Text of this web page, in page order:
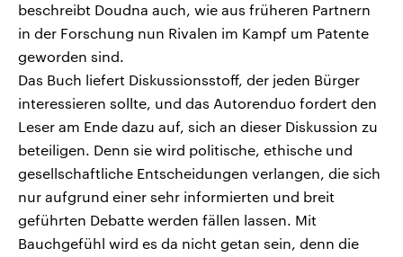
beschreibt Doudna auch, wie aus früheren Partnern
in der Forschung nun Rivalen im Kampf um Patente
geworden sind.
Das Buch liefert Diskussionsstoff, der jeden Bürger
interessieren sollte, und das Autorenduo fordert den
Leser am Ende dazu auf, sich an dieser Diskussion zu
beteiligen. Denn sie wird politische, ethische und
gesellschaftliche Entscheidungen verlangen, die sich
nur aufgrund einer sehr informierten und breit
geführten Debatte werden fällen lassen. Mit
Bauchgefühl wird es da nicht getan sein, denn die